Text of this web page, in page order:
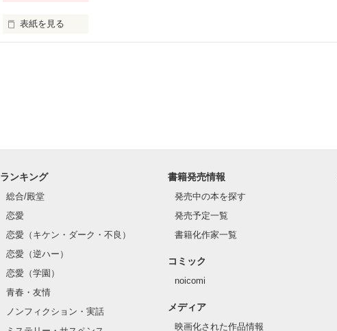
表紙を見る
ランキング
総合/殿堂
恋愛
恋愛（キケン・ダーク・不良）
恋愛（逆ハー）
恋愛（学園）
青春・友情
ノンフィクション・実話
書籍発売情報
発売中の本を探す
発売予定一覧
書籍化作家一覧
コミック
noicomi
メディア
映画化された作品情報